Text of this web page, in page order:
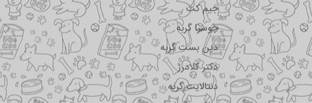
جیم کت
جوسرا گربه
دین بست گربه
دکتر کلادرز
دنتالایت گربه